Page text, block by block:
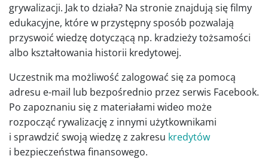
grywalizacji. Jak to działa? Na stronie znajdują się filmy
edukacyjne, które w przystępny sposób pozwalają
przyswoić wiedzę dotyczącą np. kradzieży tożsamości
albo kształtowania historii kredytowej.
Uczestnik ma możliwość zalogować się za pomocą
adresu e-mail lub bezpośrednio przez serwis Facebook.
Po zapoznaniu się z materiałami wideo może
rozpocząć rywalizację z innymi użytkownikami
i sprawdzić swoją wiedzę z zakresu kredytów
i bezpieczeństwa finansowego.